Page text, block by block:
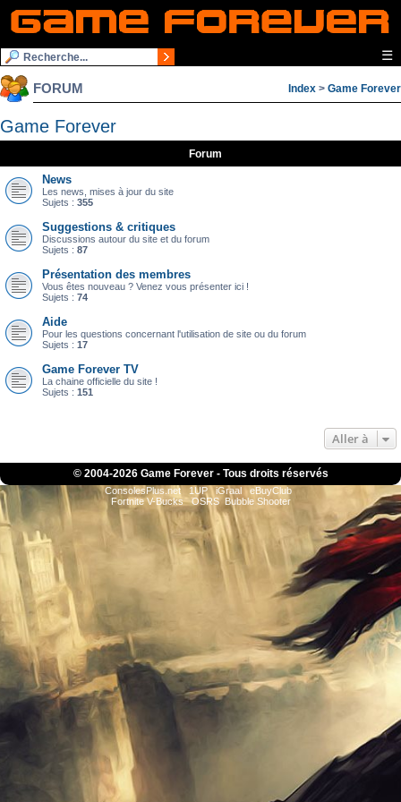
☰
FORUM Index > Game Forever
Game Forever
Forum
News
Les news, mises à jour du site
Sujets : 355
Suggestions & critiques
Discussions autour du site et du forum
Sujets : 87
Présentation des membres
Vous êtes nouveau ? Venez vous présenter ici !
Sujets : 74
Aide
Pour les questions concernant l'utilisation de site ou du forum
Sujets : 17
Game Forever TV
La chaine officielle du site !
Sujets : 151
Aller à
© 2004-2026 Game Forever - Tous droits réservés
ConsolesPlus.net 1UP iGraal
eBuyClub
Fortnite V-Bucks
OSRS Bubble Shooter